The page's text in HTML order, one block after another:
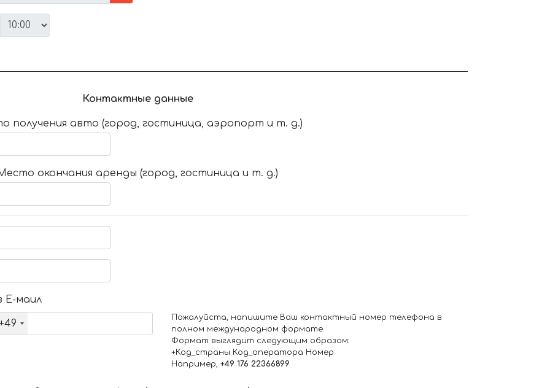
Контактные данные
получения авто (город, гостиница, аэропорт и т. д.)
окончания аренды (город, гостиница и т. д.)
Е-маил
Пожалуйста, напишите Ваш контактный номер телефона в
полном международном формате.
Формат выглядит следующим образом:
+Код_страны Код_оператора Номер
Например, +49 176 22366899